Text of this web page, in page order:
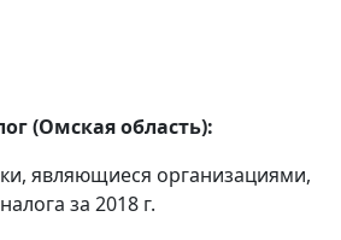
(Омская область):
являющиеся организациями,
за 2018 г.